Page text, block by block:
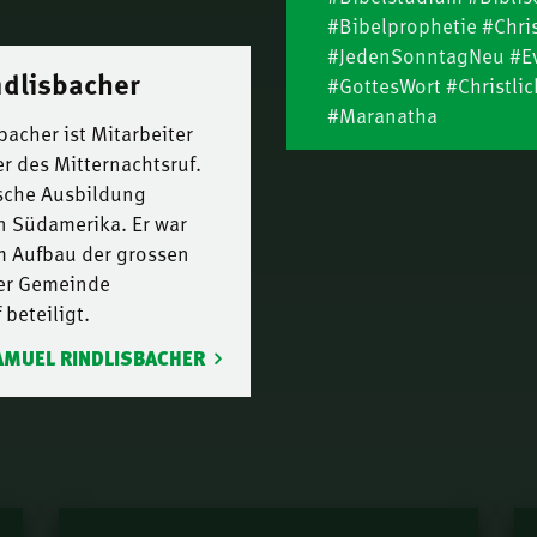
ist Mitarbeiter
des Mitternachtsruf.
Ausbildung
Südamerika. Er war
Aufbau der grossen
Gemeinde
beteiligt.
RINDLISBACHER
13.
Für
#Bibelprophetie
#JedenSonntagNeu
#GottesWort
#Maranatha